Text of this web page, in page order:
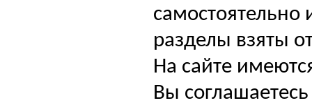
самостоятельно
разделы взяты
На сайте
Вы